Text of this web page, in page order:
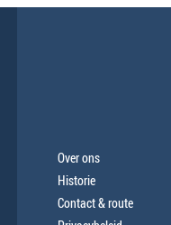
Over ons
Historie
Contact & route